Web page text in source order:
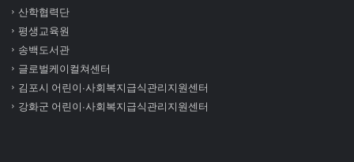
산학협력단
평생교육원
송백도서관
글로벌케이컬쳐센터
김포시 어린이∙사회복지급식관리지원센터
강화군 어린이∙사회복지급식관리지원센터